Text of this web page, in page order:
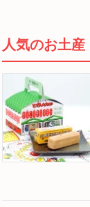
人気のお土産